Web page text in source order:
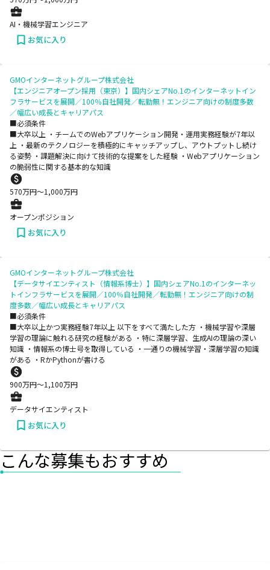
AI・機械学習エンジニア
お気に入り
GMOインターネットグループ株式会社
【エンジニアオープン採用（東京）】国内シェアNo.1のインターネットイン
フラサービスを展開／100％自社開発／転勤無！エンジニア向けの制度多数
／幅広い成長とキャリアパス
■必須条件
■大卒以上 ・チームでのWebアプリケーション開発・運用実務経験が7年以
上 ・最新のテクノロジーを積極的にキャッチアップし、アウトプットし続け
る姿勢 ・課題解決に向けて技術的な提案をした経験 ・Webアプリケーション
の脆弱性に関する基本的な知識
570万円〜1,000万円
オープンポジション
お気に入り
GMOインターネットグループ株式会社
【データサイエンティスト（情報系博士）】国内シェアNo.1のインターネッ
トインフラサービスを展開／100％自社開発／転勤無！エンジニア向けの制
度多数／幅広い成長とキャリアパス
■必須条件
■大卒以上かつ実務経験7年以上 以下をすべて満たした方 ・機械学習や深層
学習の理論に触れる研究の経験がある ・特に深層学習、生成AIの理論の深い
知識 ・情報系の博士号を取得している ・一通りの機械学習・深層学習の知識
がある ・RかPythonが書ける
900万円〜1,100万円
データサイエンティスト
お気に入り
こんな募集もおすすめ